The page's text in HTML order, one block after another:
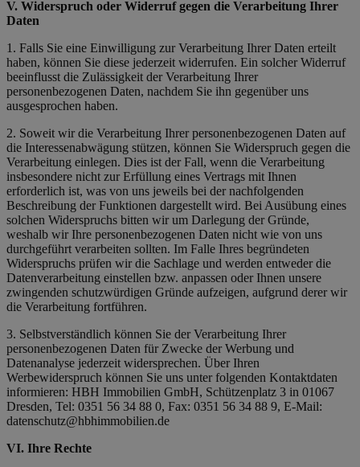
V. Widerspruch oder Widerruf gegen die Verarbeitung Ihrer
Daten
1. Falls Sie eine Einwilligung zur Verarbeitung Ihrer Daten erteilt
haben, können Sie diese jederzeit widerrufen. Ein solcher Widerruf
beeinflusst die Zulässigkeit der Verarbeitung Ihrer
personenbezogenen Daten, nachdem Sie ihn gegenüber uns
ausgesprochen haben.
2. Soweit wir die Verarbeitung Ihrer personenbezogenen Daten auf
die Interessenabwägung stützen, können Sie Widerspruch gegen die
Verarbeitung einlegen. Dies ist der Fall, wenn die Verarbeitung
insbesondere nicht zur Erfüllung eines Vertrags mit Ihnen
erforderlich ist, was von uns jeweils bei der nachfolgenden
Beschreibung der Funktionen dargestellt wird. Bei Ausübung eines
solchen Widerspruchs bitten wir um Darlegung der Gründe,
weshalb wir Ihre personenbezogenen Daten nicht wie von uns
durchgeführt verarbeiten sollten. Im Falle Ihres begründeten
Widerspruchs prüfen wir die Sachlage und werden entweder die
Datenverarbeitung einstellen bzw. anpassen oder Ihnen unsere
zwingenden schutzwürdigen Gründe aufzeigen, aufgrund derer wir
die Verarbeitung fortführen.
3. Selbstverständlich können Sie der Verarbeitung Ihrer
personenbezogenen Daten für Zwecke der Werbung und
Datenanalyse jederzeit widersprechen. Über Ihren
Werbewiderspruch können Sie uns unter folgenden Kontaktdaten
informieren: HBH Immobilien GmbH, Schützenplatz 3 in 01067
Dresden, Tel: 0351 56 34 88 0, Fax: 0351 56 34 88 9, E-Mail:
datenschutz@hbhimmobilien.de
VI. Ihre Rechte